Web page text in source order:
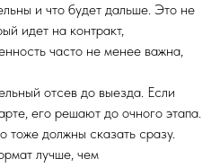
и что будет дальше. Это не
идет на контракт,
часто не менее важна,
отсев до выезда. Если
его решают до очного этапа.
тоже должны сказать сразу.
лучше, чем